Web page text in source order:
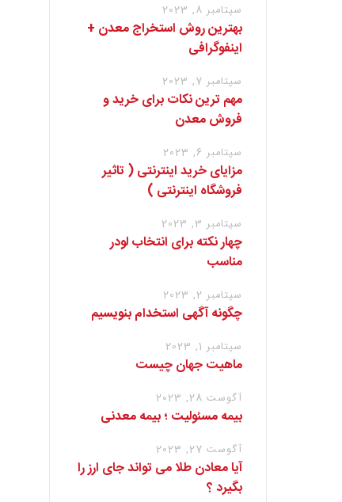
سپتامبر 8, 2023
بهترین روش استخراج معدن +
اینفوگرافی
سپتامبر 7, 2023
مهم ترین نکات برای خرید و
فروش معدن
سپتامبر 6, 2023
مزایای خرید اینترنتی ( تاثیر
فروشگاه اینترنتی )
سپتامبر 3, 2023
چهار نکته برای انتخاب لودر
مناسب
سپتامبر 2, 2023
چگونه آگهی استخدام بنویسیم
سپتامبر 1, 2023
ماهیت جهان چیست
آگوست 28, 2023
بیمه مسئولیت ؛ بیمه معدنی
آگوست 27, 2023
آیا معادن طلا می تواند جای ارز را
بگیرد ؟